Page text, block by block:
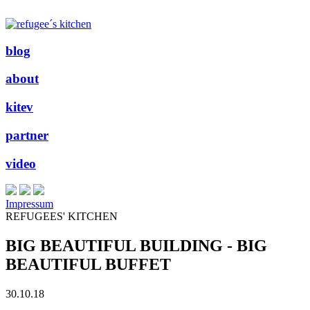
blog
about
kitev
partner
video
Impressum
REFUGEES' KITCHEN
BIG BEAUTIFUL BUILDING - BIG
BEAUTIFUL BUFFET
30.10.18